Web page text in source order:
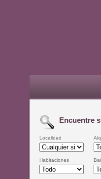
Encuentre
Localidad
Habitaciones